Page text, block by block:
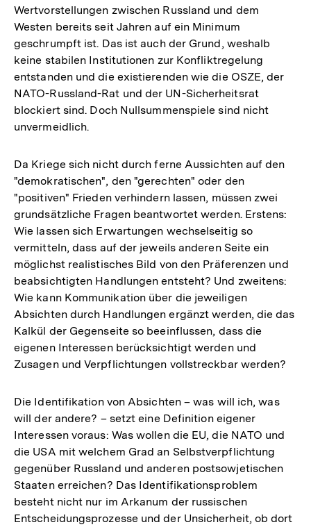
Wertvorstellungen zwischen Russland und dem
Westen bereits seit Jahren auf ein Minimum
geschrumpft ist. Das ist auch der Grund, weshalb
keine stabilen Institutionen zur Konfliktregelung
entstanden und die existierenden wie die OSZE, der
NATO-Russland-Rat und der UN-Sicherheitsrat
blockiert sind. Doch Nullsummenspiele sind nicht
unvermeidlich.
Da Kriege sich nicht durch ferne Aussichten auf den
"demokratischen", den "gerechten" oder den
"positiven" Frieden verhindern lassen, müssen zwei
grundsätzliche Fragen beantwortet werden. Erstens:
Wie lassen sich Erwartungen wechselseitig so
vermitteln, dass auf der jeweils anderen Seite ein
möglichst realistisches Bild von den Präferenzen und
beabsichtigten Handlungen entsteht? Und zweitens:
Wie kann Kommunikation über die jeweiligen
Absichten durch Handlungen ergänzt werden, die das
Kalkül der Gegenseite so beeinflussen, dass die
eigenen Interessen berücksichtigt werden und
Zusagen und Verpflichtungen vollstreckbar werden?
Die Identifikation von Absichten – was will ich, was
will der andere? – setzt eine Definition eigener
Interessen voraus: Was wollen die EU, die NATO und
die USA mit welchem Grad an Selbstverpflichtung
gegenüber Russland und anderen postsowjetischen
Staaten erreichen? Das Identifikationsproblem
besteht nicht nur im Arkanum der russischen
Entscheidungsprozesse und der Unsicherheit, ob dort